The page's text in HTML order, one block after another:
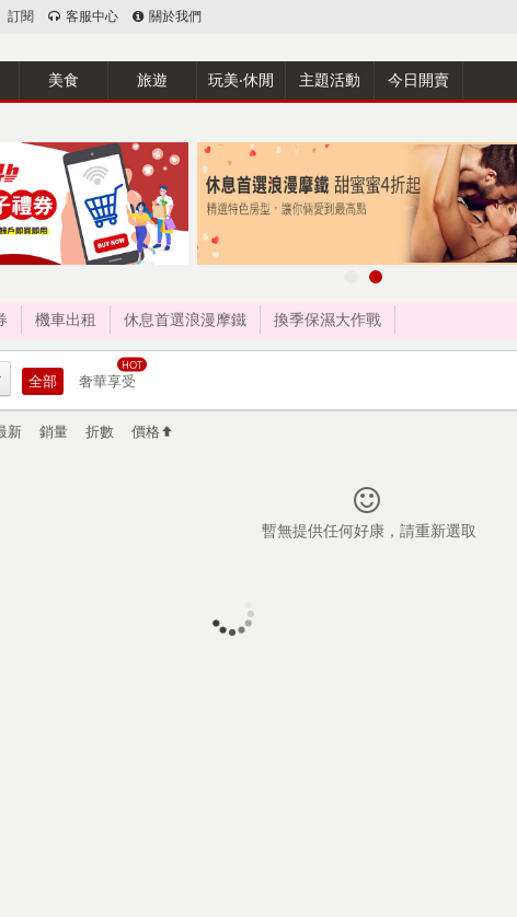
訂閱 客服中心 關於我們
美食 旅遊 玩美‧休閒 主題活動 今日開賣
機車出租 休息首選浪漫摩鐵 換季保濕大作戰
全部 奢華享受
新 銷量 折數 價格
暫無提供任何好康，請重新選取